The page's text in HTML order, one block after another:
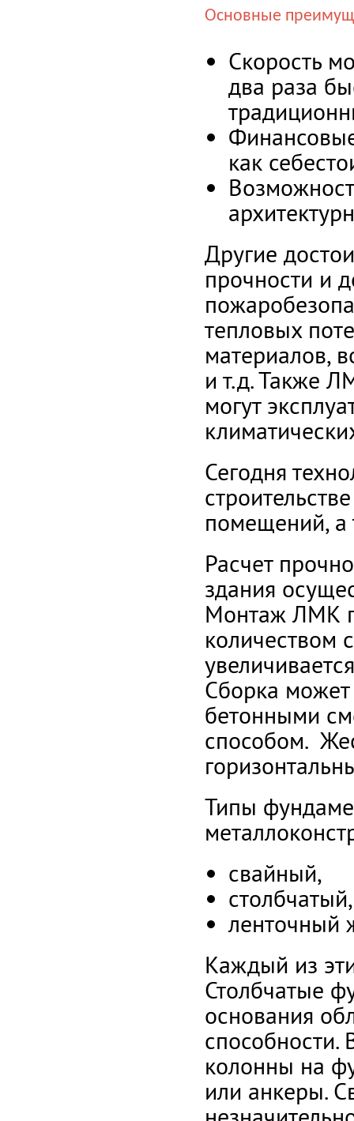
Основные
Скорость
два раза
как
Другие
прочности и
тепловых
материалов,
и т.д. Также
могут
Сегодня
помещений, а
Расчет
здания
Монтаж ЛМК
количеством
Сборка
бетонными
способом.
Типы
свайный,
столбчатый,
ленточный
Каждый из
Столбчатые
основания
способности.
колонны на
или анкеры.